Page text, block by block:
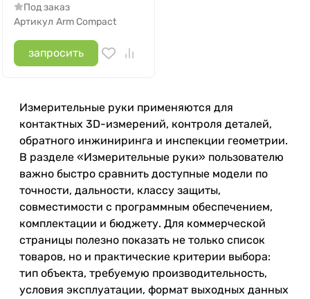
Под заказ
Артикул Arm Compact
запросить
Измерительные руки применяются для
контактных 3D-измерений, контроля деталей,
обратного инжиниринга и инспекции геометрии.
В разделе «Измерительные руки» пользователю
важно быстро сравнить доступные модели по
точности, дальности, классу защиты,
совместимости с программным обеспечением,
комплектации и бюджету. Для коммерческой
страницы полезно показать не только список
товаров, но и практические критерии выбора:
тип объекта, требуемую производительность,
условия эксплуатации, формат выходных данных